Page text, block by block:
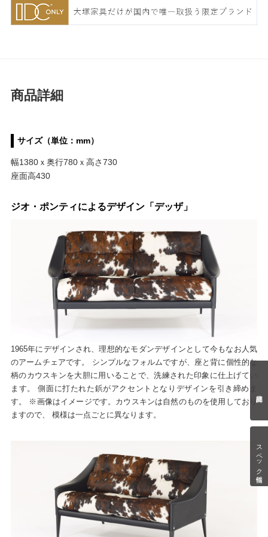
スペック情報
商品詳細
サイズ（単位：mm）
幅1380ｘ奥行780ｘ高さ730
座面高430
ジオ・ポンティによるデザイン「デッザ」
1965年にデザインされ、理想的なモダンデザインとして今もなお人気
のアームチェアです。 シンプルなフォルムですが、座と背に個性的な
柄のカウスキンを大胆に用いることで、洗練された印象に仕上げてい
ます。 側面に打たれた鋲がアクセントとなりデザインを引き締めま
す。 ※画像はイメージです。カウスキンは自然のものを使用しており
ますので、 模様は一点ごとに異なります。